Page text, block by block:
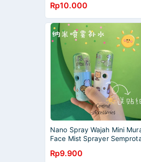
Rp10.000
Nano Spray Wajah Mini
Face Mist Sprayer
Rp9.900